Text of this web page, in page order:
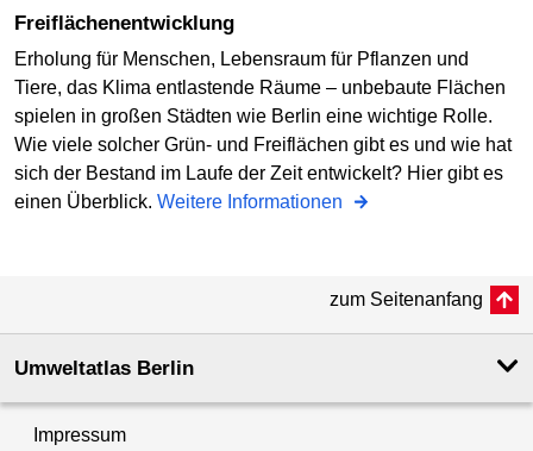
Freiflächenentwicklung
Erholung für Menschen, Lebensraum für Pflanzen und
Tiere, das Klima entlastende Räume – unbebaute Flächen
spielen in großen Städten wie Berlin eine wichtige Rolle.
Wie viele solcher Grün- und Freiflächen gibt es und wie hat
sich der Bestand im Laufe der Zeit entwickelt? Hier gibt es
einen Überblick. Weitere Informationen
zum Seitenanfang
Umweltatlas Berlin
Impressum